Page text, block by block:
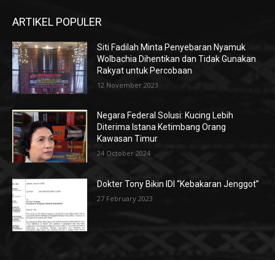
ARTIKEL POPULER
Siti Fadilah Minta Penyebaran Nyamuk
Wolbachia Dihentikan dan Tidak Gunakan
Rakyat untuk Percobaan
12 November 2023
Negara Federal Solusi: Kucing Lebih
Diterima Istana Ketimbang Orang
Kawasan Timur
24 October 2024
Dokter Tony Bikin IDI “Kebakaran Jenggot”
27 February 2023